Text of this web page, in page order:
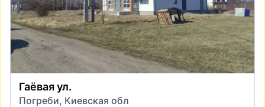
Гаёвая ул.
Погреби, Киевская обл